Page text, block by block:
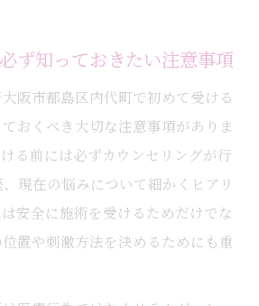
ず知っておきたい注意事項
阪市都島区内代町で初めて受ける
おくべき大切な注意事項がありま
る前には必ずカウンセリングが行
現在の悩みについて細かくヒアリ
安全に施術を受けるためだけでな
置や刺激方法を決めるためにも重